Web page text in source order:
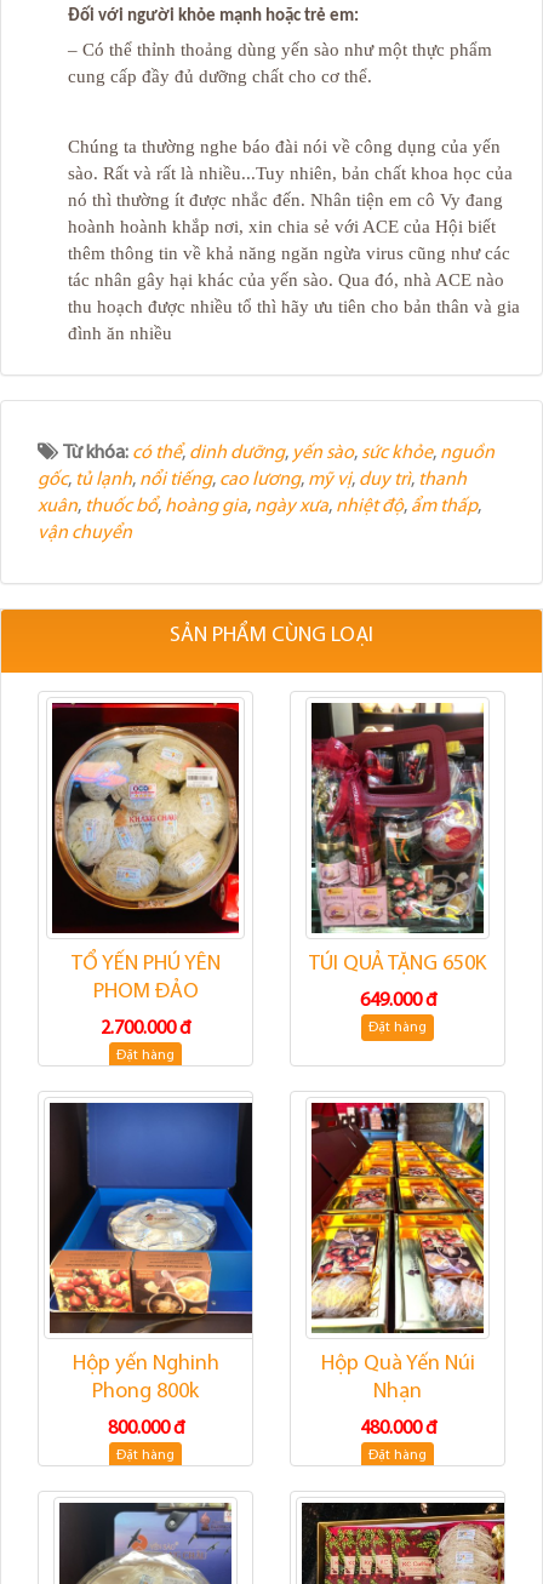
Đối với người khỏe mạnh hoặc trẻ em:
– Có thể thỉnh thoảng dùng yến sào như một thực phẩm
cung cấp đầy đủ dưỡng chất cho cơ thể.
Chúng ta thường nghe báo đài nói về công dụng của yến
sào. Rất và rất là nhiều...Tuy nhiên, bản chất khoa học của
nó thì thường ít được nhắc đến. Nhân tiện em cô Vy đang
hoành hoành khắp nơi, xin chia sẻ với ACE của Hội biết
thêm thông tin về khả năng ngăn ngừa virus cũng như các
tác nhân gây hại khác của yến sào. Qua đó, nhà ACE nào
thu hoạch được nhiều tổ thì hãy ưu tiên cho bản thân và gia
đình ăn nhiều
Từ khóa: có thể, dinh dưỡng, yến sào, sức khỏe, nguồn
gốc, tủ lạnh, nổi tiếng, cao lương, mỹ vị, duy trì, thanh
xuân, thuốc bổ, hoàng gia, ngày xưa, nhiệt độ, ẩm thấp,
vận chuyển
SẢN PHẨM CÙNG LOẠI
TỔ YẾN PHÚ YÊN
PHOM ĐẢO
2.700.000 đ
Đặt hàng
TÚI QUẢ TẶNG 650K
649.000 đ
Đặt hàng
Hộp yến Nghinh
Phong 800k
800.000 đ
Đặt hàng
Hộp Quà Yến Núi
Nhạn
480.000 đ
Đặt hàng